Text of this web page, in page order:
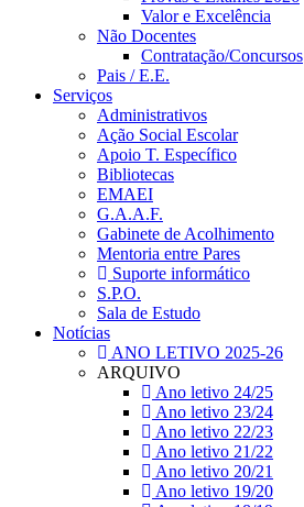
Valor e Excelência
Não Docentes
Contratação/Concursos
Pais / E.E.
Serviços
Administrativos
Ação Social Escolar
Apoio T. Específico
Bibliotecas
EMAEI
G.A.A.F.
Gabinete de Acolhimento
Mentoria entre Pares
Suporte informático
S.P.O.
Sala de Estudo
Notícias
ANO LETIVO 2025-26
ARQUIVO
Ano letivo 24/25
Ano letivo 23/24
Ano letivo 22/23
Ano letivo 21/22
Ano letivo 20/21
Ano letivo 19/20